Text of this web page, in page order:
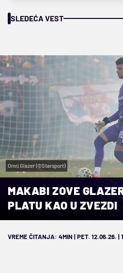
SLEDEĆA VEST
Omri Glazer (©Starsport)
MAKABI ZOVE
PLATU KAO U ZVEZDI
VREME ČITANJA: 4MIN | PET. 12.06.26. |